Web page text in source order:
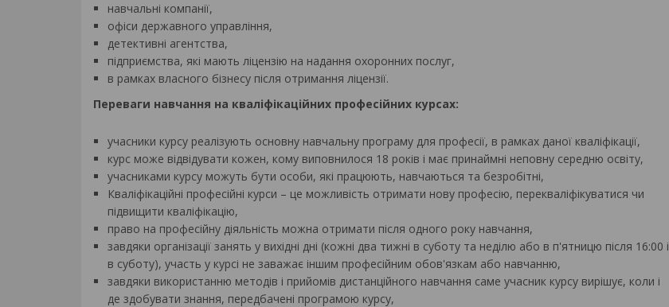
навчальні компанії,
офіси державного управління,
детективні агентства,
підприємства, які мають ліцензію на надання охоронних послуг,
в рамках власного бізнесу після отримання ліцензії.
Переваги навчання на кваліфікаційних професійних курсах:
учасники курсу реалізують основну навчальну програму для професії, в рамках даної кваліфікації,
курс може відвідувати кожен, кому виповнилося 18 років і має принаймні неповну середню освіту,
учасниками курсу можуть бути особи, які працюють, навчаються та безробітні,
Кваліфікаційні професійні курси – це можливість отримати нову професію, перекваліфікуватися чи
підвищити кваліфікацію,
право на професійну діяльність можна отримати після одного року навчання,
завдяки організації занять у вихідні дні (кожні два тижні в суботу та неділю або в п'ятницю після 16:00 і
в суботу), участь у курсі не заважає іншим професійним обов'язкам або навчанню,
завдяки використанню методів і прийомів дистанційного навчання саме учасник курсу вирішує, коли і
де здобувати знання, передбачені програмою курсу,